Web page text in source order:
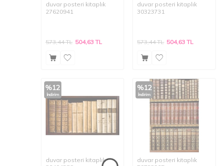
duvar posteri kitaplık
27620941
573,44TL 504,63TL
duvar posteri kitaplık
30323731
573,44TL 504,63 TL
%12
İndirim
duvar posteri kitaplık
%12
İndirim
duvar posteri kitaplık